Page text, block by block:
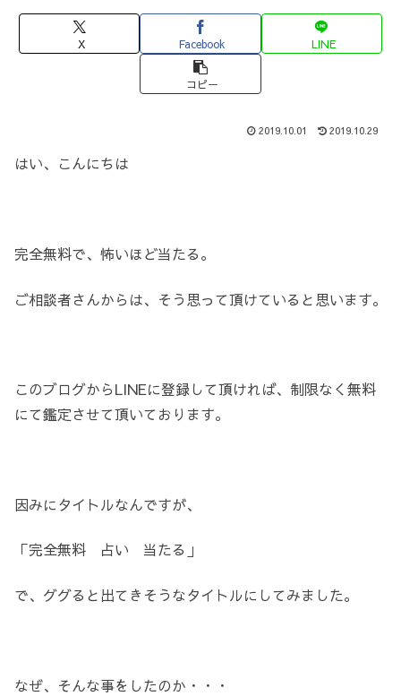
X Facebook LINE
コピー
2019.10.01 2019.10.29
はい、こんにちは
完全無料で、怖いほど当たる。
ご相談者さんからは、そう思って頂けていると思います。
このブログからLINEに登録して頂ければ、制限なく無料
にて鑑定させて頂いております。
因みにタイトルなんですが、
「完全無料 占い 当たる」
で、ググると出てきそうなタイトルにしてみました。
なぜ、そんな事をしたのか・・・